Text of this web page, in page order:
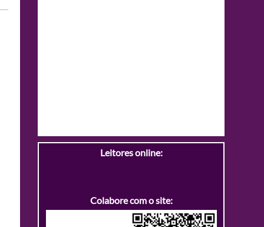
Leitores online:
Colabore com o site: